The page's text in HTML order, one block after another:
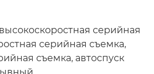
серийная
серийная съемка,
съемка, автоспуск